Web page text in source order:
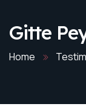
Gitte
Home